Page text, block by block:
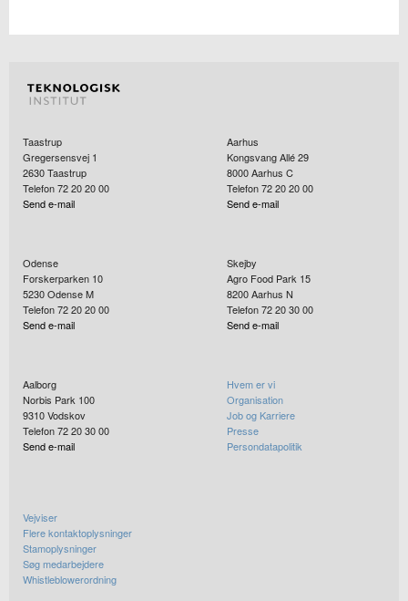
Taastrup
Gregersensvej 1
2630Taastrup
Telefon 72 20 20 00
Send e-mail
Aarhus
Kongsvang Allé 29
8000Aarhus C
Telefon 72 20 20 00
Send e-mail
Odense
Forskerparken 10
5230Odense M
Telefon 72 20 20 00
Send e-mail
Skejby
Agro Food Park 15
8200Aarhus N
Telefon 72 20 30 00
Send e-mail
Aalborg
Norbis Park 100
9310Vodskov
Telefon 72 20 30 00
Send e-mail
Hvem er vi
Organisation
Job og Karriere
Presse
Persondatapolitik
Vejviser
Flere kontaktoplysninger
Stamoplysninger
Søg medarbejdere
Whistleblowerordning